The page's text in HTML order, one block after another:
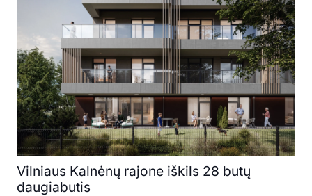
Vilniaus Kalnėnų rajone iškils 28 butų
daugiabutis